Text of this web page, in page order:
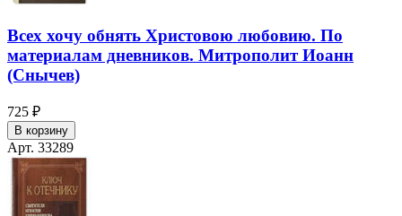
Всех хочу обнять Христовою любовию. По
материалам дневников. Митрополит Иоанн
(Снычев)
725 ₽
В корзину
Арт. 33289